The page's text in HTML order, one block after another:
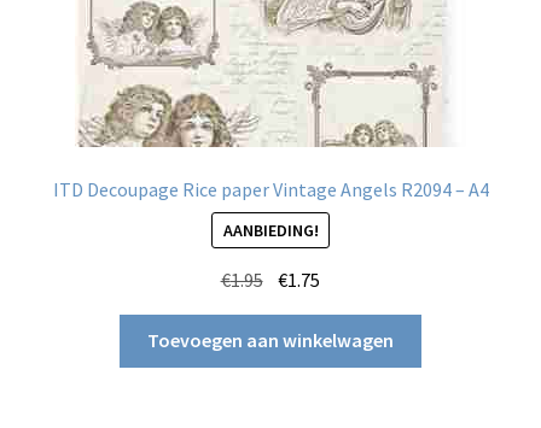
ITD Decoupage Rice paper Vintage Angels R2094 – A4
AANBIEDING!
€1.95 Oorspronkelijke
was:
€1.95.
€1.75
is:
€1.75.
Toevoegen aan winkelwagen